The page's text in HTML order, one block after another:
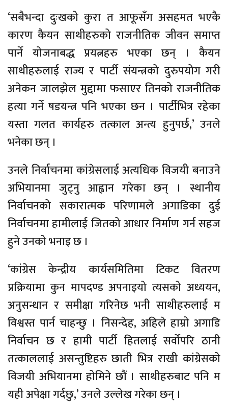
‘सबैभन्दा दुःखको कुरा त आफूसँग असहमत भएकै
कारण कैयन साथीहरुको राजनीतिक जीवन समाप्त
पार्ने योजनाबद्ध प्रयत्नहरु भएका छन् । कैयन
साथीहरुलाई राज्य र पार्टी संयन्त्रको दुरुपयोग गरी
अनेकन जालझेल मुद्दामा फसाएर तिनको राजनीतिक
हत्या गर्ने षडयन्त्र पनि भएका छन । पार्टीभित्र रहेका
यस्ता गलत कार्यहरु तत्काल अन्त्य हुनुपर्छ,’ उनले
भनेका छन् ।
उनले निर्वाचनमा कांग्रेसलाई अत्यधिक विजयी बनाउने
अभियानमा जुट्नु आह्वान गरेका छन् । स्थानीय
निर्वाचनको सकारात्मक परिणामले अगाडिका दुई
निर्वाचनमा हामीलाई जितको आधार निर्माण गर्न सहज
हुने उनको भनाइ छ ।
‘कांग्रेस केन्द्रीय कार्यसमितिमा टिकट वितरण
प्रक्रियामा कुन मापदण्ड अपनाइयो त्यसको अध्ययन,
अनुसन्धान र समीक्षा गरिनेछ भनी साथीहरुलाई म
विश्वस्त पार्न चाहन्छु । निसन्देह, अहिले हाम्रो अगाडि
निर्वाचन छ र हामी पार्टी हितलाई सर्वोपरि ठानी
तत्काललाई असन्तुष्टिहरु छाती भित्र राखी कांग्रेसको
विजयी अभियानमा होमिने छौं । साथीहरुबाट पनि म
यही अपेक्षा गर्दछु,’ उनले उल्लेख गरेका छन् ।